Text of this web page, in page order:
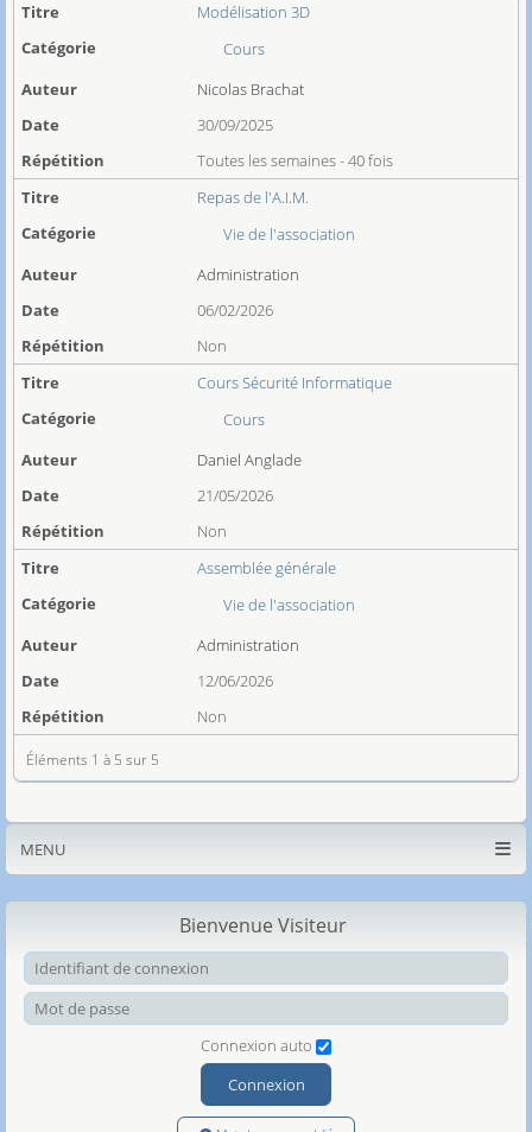
MENU
Bienvenue Visiteur
Connexion auto
Connexion
Modélisation 3D
Cours
Nicolas Brachat
30/09/2025
Toutes les semaines - 40 fois
Repas de l'A.I.M.
Vie de l'association
Administration
06/02/2026
Non
Cours Sécurité Informatique
Cours
Daniel Anglade
21/05/2026
Non
Assemblée générale
Vie de l'association
Administration
12/06/2026
Non
Éléments 1 à 5 sur 5